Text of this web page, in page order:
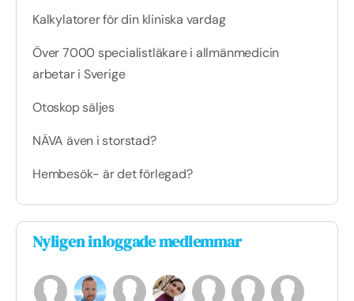
Kalkylatorer för din kliniska vardag
Över 7000 specialistläkare i allmänmedicin
arbetar i Sverige
Otoskop säljes
NÄVA även i storstad?
Hembesök- är det förlegad?
Nyligen inloggade medlemmar